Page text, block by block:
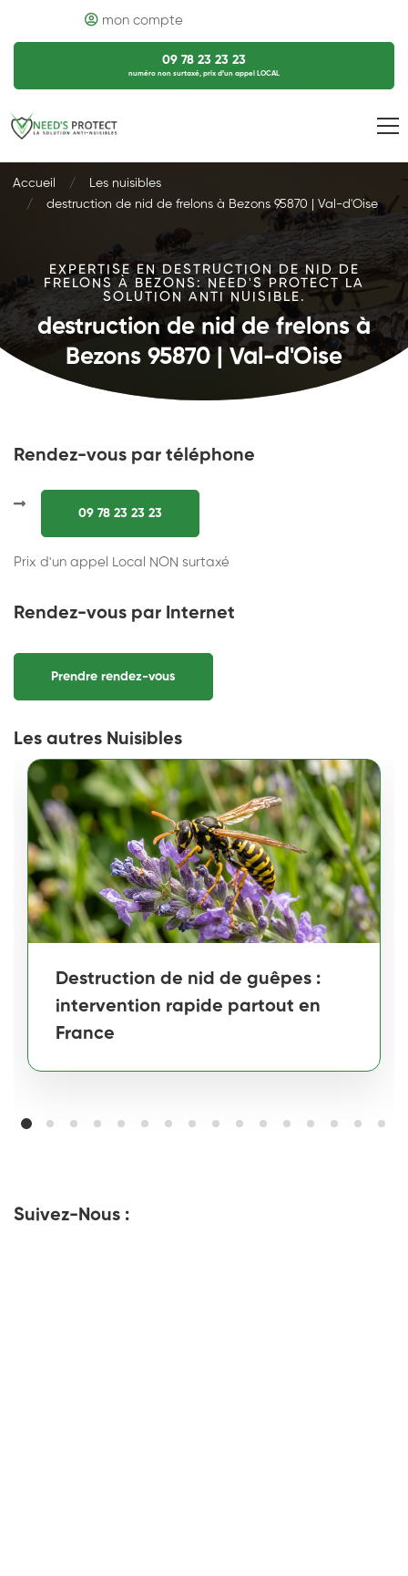
mon compte
09 78 23 23 23
numéro non surtaxé, prix d’un appel LOCAL
Accueil
Les nuisibles
destruction de nid de frelons à Bezons 95870 | Val-d'Oise
EXPERTISE EN DESTRUCTION DE NID DE
FRELONS À BEZONS: NEED'S PROTECT LA
SOLUTION ANTI NUISIBLE.
destruction de nid de frelons à
Bezons 95870 | Val-d'Oise
Rendez-vous par téléphone
09 78 23 23 23
Prix d'un appel Local NON surtaxé
Rendez-vous par Internet
Prendre rendez-vous
Les autres Nuisibles
Destruction de nid de guêpes :
intervention rapide partout en
France
Suivez-Nous :